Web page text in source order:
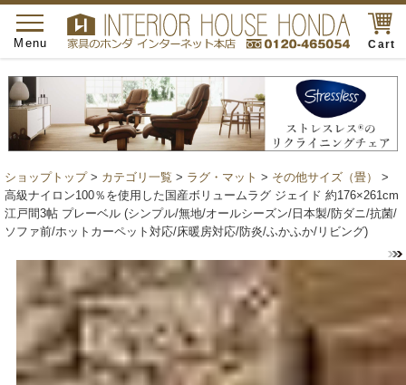
Cart
toggle
navigation
Menu
ショップトップ> カテゴリ一覧 > ラグ・マット > その他サイズ（畳）
>
高級ナイロン100％を使用した国産ボリュームラグ ジェイド 約176×261cm
江戸間3帖 プレーベル (シンプル/無地/オールシーズン/日本製/防ダニ/抗菌/
ソファ前/ホットカーペット対応/床暖房対応/防炎/ふかふか/リビング)